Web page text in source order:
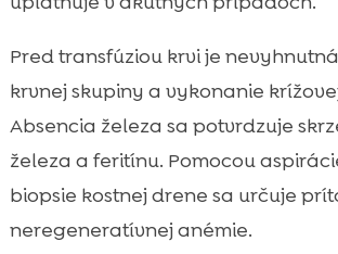
Pred transfúziou krvi je
krvnej skupiny a vykonanie
Absencia železa sa potvrdzuje
železa a feritínu. Pomocou
biopsie kostnej drene sa určuje
neregeneratívnej anémie.